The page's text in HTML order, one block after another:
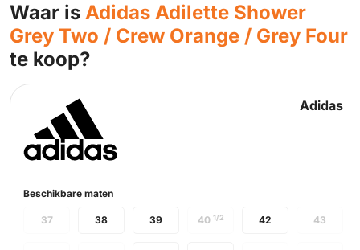
Waar is Adidas Adilette Shower
Grey Two / Crew Orange / Grey Four
te koop?
Adidas
Beschikbare maten
38 39 42
37 40 1/2 43